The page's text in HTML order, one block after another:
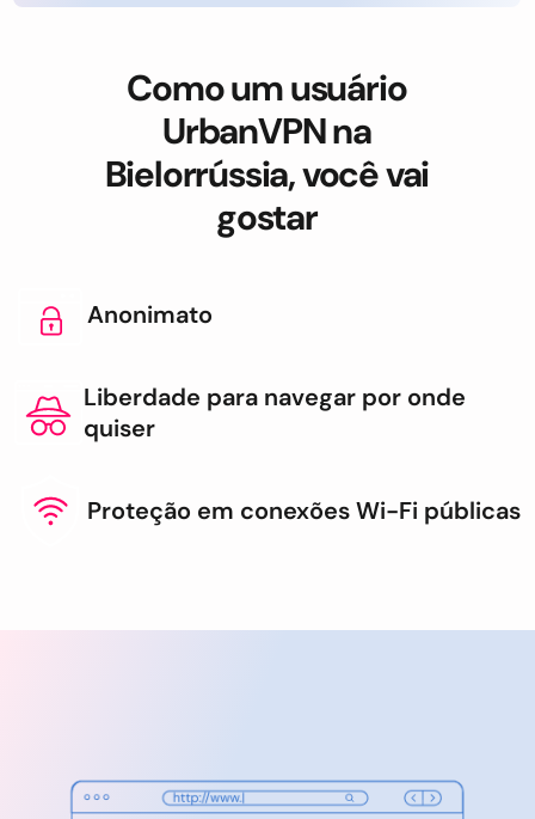
Como um usuário
UrbanVPN na
Bielorrússia, você vai
gostar
Anonimato
Liberdade para navegar por onde
quiser
Proteção em conexões Wi-Fi públicas